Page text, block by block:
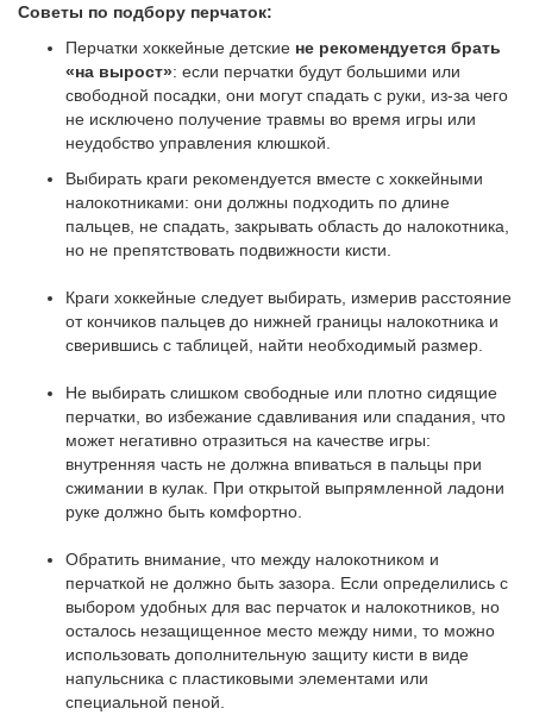
Советы по подбору перчаток:
Перчатки хоккейные детские не рекомендуется брать
«на вырост»: если перчатки будут большими или
свободной посадки, они могут спадать с руки, из-за чего
не исключено получение травмы во время игры или
неудобство управления клюшкой.
Выбирать краги рекомендуется вместе с хоккейными
налокотниками: они должны подходить по длине
пальцев, не спадать, закрывать область до налокотника,
но не препятствовать подвижности кисти.
Краги хоккейные следует выбирать, измерив расстояние
от кончиков пальцев до нижней границы налокотника и
сверившись с таблицей, найти необходимый размер.
Не выбирать слишком свободные или плотно сидящие
перчатки, во избежание сдавливания или спадания, что
может негативно отразиться на качестве игры:
внутренняя часть не должна впиваться в пальцы при
сжимании в кулак. При открытой выпрямленной ладони
руке должно быть комфортно.
Обратить внимание, что между налокотником и
перчаткой не должно быть зазора. Если определились с
выбором удобных для вас перчаток и налокотников, но
осталось незащищенное место между ними, то можно
использовать дополнительную защиту кисти в виде
напульсника с пластиковыми элементами или
специальной пеной.